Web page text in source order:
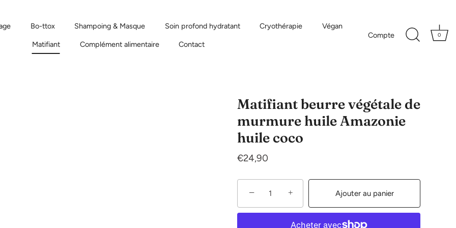
Bo-ttox Shampoing & Masque Soin profond hydratant Cryothérapie Végan
Matifiant Complément alimentaire Contact
Compte 0
Matifiant beurre végétale de
murmure huile Amazonie
huile coco
€24,90
− + Ajouter au panier